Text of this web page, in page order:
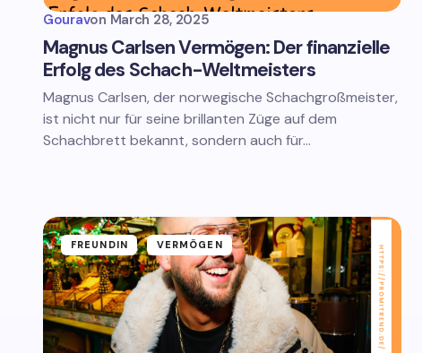
Gouravon March 28, 2025
Magnus Carlsen Vermögen: Der finanzielle
Erfolg des Schach-Weltmeisters
Magnus Carlsen, der norwegische Schachgroßmeister,
ist nicht nur für seine brillanten Züge auf dem
Schachbrett bekannt, sondern auch für…
FREUNDIN VERMÖGEN